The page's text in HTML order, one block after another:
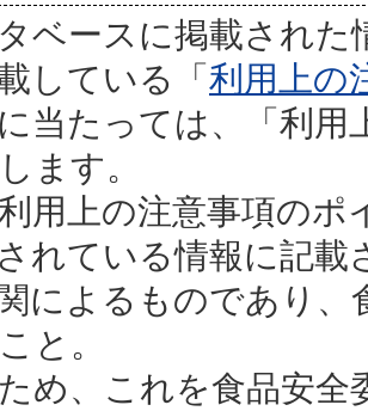
ベースに掲載された
している「利用上の
当たっては、「利
ます。
用上の注意事項の
されている情報に記
によるものであり、
と。
ため、これを食品安